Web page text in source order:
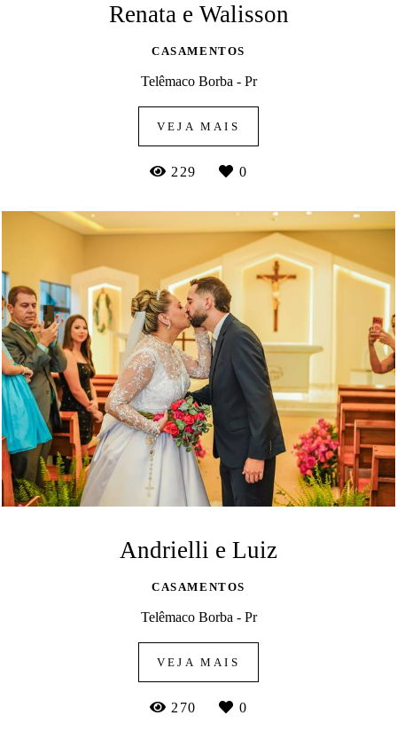
Renata e Walisson
CASAMENTOS
Telêmaco Borba - Pr
VEJA MAIS
229 0
Andrielli e Luiz
CASAMENTOS
Telêmaco Borba - Pr
VEJA MAIS
270 0